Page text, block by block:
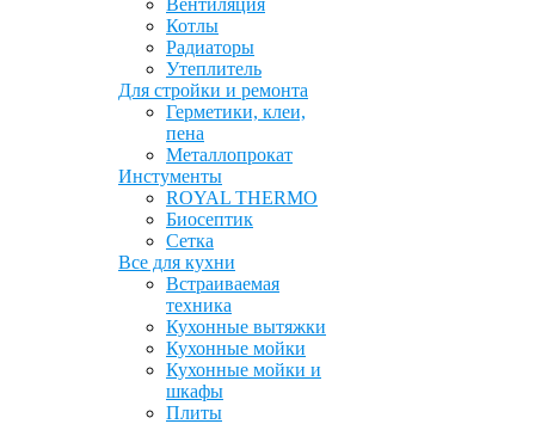
Вентиляция
Котлы
Радиаторы
Утеплитель
Для стройки и ремонта
Герметики, клеи,
пена
Металлопрокат
Инстументы
ROYAL THERMO
Биосептик
Сетка
Все для кухни
Встраиваемая
техника
Кухонные вытяжки
Кухонные мойки
Кухонные мойки и
шкафы
Плиты